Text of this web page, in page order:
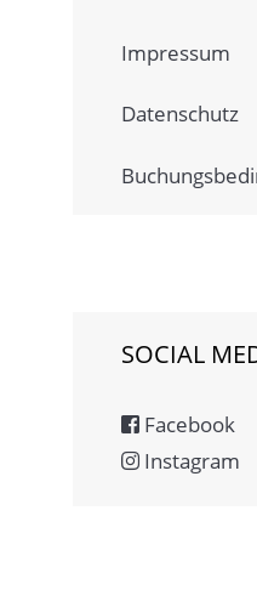
Impressum
Datenschutz
SOCIAL
Facebook
Instagram